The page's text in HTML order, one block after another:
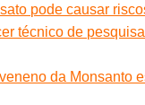
pode causar
técnico de
da Monsanto